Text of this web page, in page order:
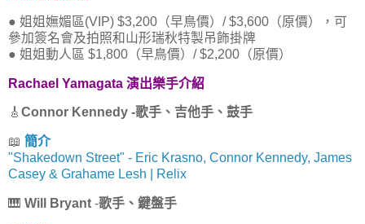
● 姐姐嫵媚區(VIP) $3,200（早鳥價）/ $3,600（原價），可
參加簽名會及拍照和山形瑞秋特製吊飾掛牌
● 姐姐動人區 $1,800（早鳥價）/ $2,200（原價）
Rachael Yamagata 演出樂手介紹
🎸 Connor Kennedy -歌手、吉他手、鼓手
📖 簡介
"Shakedown Street" - Eric Krasno, Connor Kennedy, James
Casey & Grahame Lesh | Relix
🎹 Will Bryant -歌手、鍵盤手